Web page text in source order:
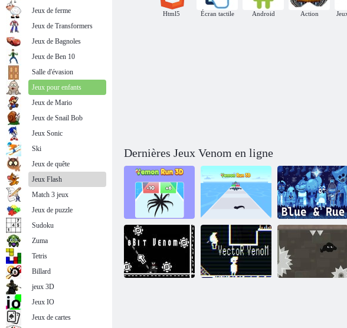
Html5 Écran tactile Android Action
Dernières Jeux Venom en ligne
Venom Run 3D Venom Run 3D
Jeux de ferme
Jeux de Transformers
Jeux de Bagnoles
Jeux de Ben 10
Salle d'évasion
Jeux pour enfants
Jeux de Mario
Jeux de Snail Bob
Jeux Sonic
Ski
Jeux de quête
Jeux Flash
Match 3 jeux
Jeux de puzzle
Sudoku
Zuma
Tetris
Billard
jeux 3D
Jeux IO
Jeux de cartes